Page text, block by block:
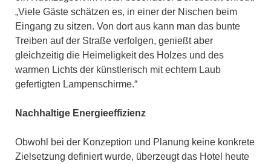
„Viele Gäste schätzen es, in einer der Nischen beim
Eingang zu sitzen. Von dort aus kann man das bunte
Treiben auf der Straße verfolgen, genießt aber
gleichzeitig die Heimeligkeit des Holzes und des
warmen Lichts der künstlerisch mit echtem Laub
gefertigten Lampenschirme.“
Nachhaltige Energieeffizienz
Obwohl bei der Konzeption und Planung keine konkrete
Zielsetzung definiert wurde, überzeugt das Hotel heute